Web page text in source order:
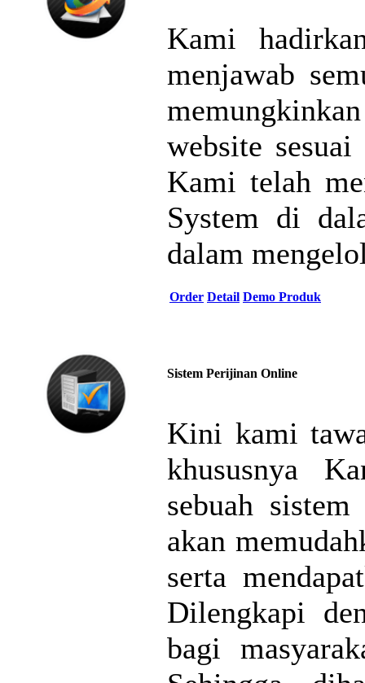
Kami
menjawab
website
Kami telah
System di
dalam
Order Detail Demo Produk
Sistem Perijinan Online
Kini kami
khususnya
sebuah
akan
serta
Dilengkapi
bagi